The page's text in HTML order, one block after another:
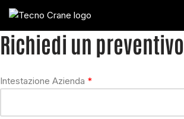
Vai
al
Richiedi un preventivo
Intestazione Azienda